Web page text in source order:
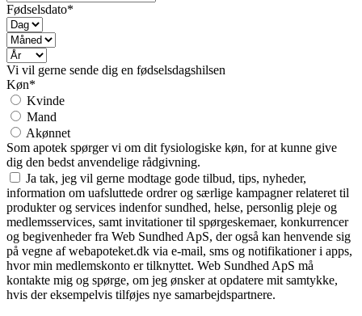
Fødselsdato*
Vi vil gerne sende dig en fødselsdagshilsen
Køn*
Kvinde
Mand
Akønnet
Som apotek spørger vi om dit fysiologiske køn, for at kunne give
dig den bedst anvendelige rådgivning.
Ja tak, jeg vil gerne modtage gode tilbud, tips, nyheder,
information om uafsluttede ordrer og særlige kampagner relateret til
produkter og services indenfor sundhed, helse, personlig pleje og
medlemsservices, samt invitationer til spørgeskemaer, konkurrencer
og begivenheder fra Web Sundhed ApS, der også kan henvende sig
på vegne af webapoteket.dk via e-mail, sms og notifikationer i apps,
hvor min medlemskonto er tilknyttet. Web Sundhed ApS må
kontakte mig og spørge, om jeg ønsker at opdatere mit samtykke,
hvis der eksempelvis tilføjes nye samarbejdspartnere.